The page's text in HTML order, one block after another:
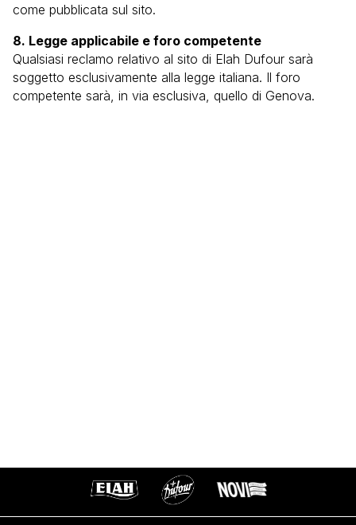
come pubblicata sul sito.
8. Legge applicabile e foro competente
Qualsiasi reclamo relativo al sito di Elah Dufour sarà
soggetto esclusivamente alla legge italiana. Il foro
competente sarà, in via esclusiva, quello di Genova.